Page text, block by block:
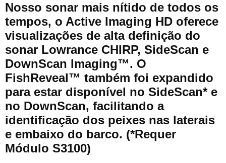
Nosso sonar mais nítido de todos os
tempos, o Active Imaging HD oferece
visualizações de alta definição do
sonar Lowrance CHIRP, SideScan e
DownScan Imaging™. O
FishReveal™ também foi expandido
para estar disponível no SideScan* e
no DownScan, facilitando a
identificação dos peixes nas laterais
e embaixo do barco. (*Requer
Módulo S3100)